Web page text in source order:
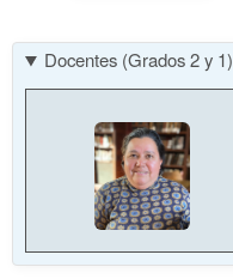
Docentes (Grados 2 y 1)